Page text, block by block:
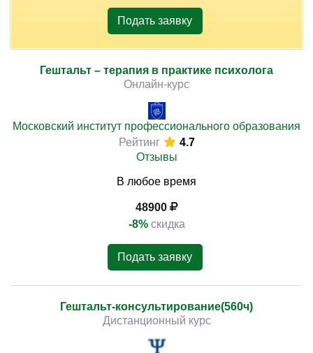
Подать заявку
Гештальт – терапия в практике психолога
Онлайн-курс
Московский институт профессионального образования
Рейтинг
4.7
Отзывы
В любое время
48900
-8% скидка
Подать заявку
Гештальт-консультирование(560ч)
Дистанционный курс